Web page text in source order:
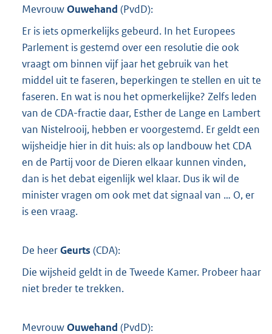
MevrouwOuwehand (PvdD):
Er is iets opmerkelijks gebeurd. In het Europees
Parlement is gestemd over een resolutie die ook
vraagt om binnen vijf jaar het gebruik van het
middel uit te faseren, beperkingen te stellen en uit te
faseren. En wat is nou het opmerkelijke? Zelfs leden
van de CDA-fractie daar, Esther de Lange en Lambert
van Nistelrooij, hebben er voorgestemd. Er geldt een
wijsheidje hier in dit huis: als op landbouw het CDA
en de Partij voor de Dieren elkaar kunnen vinden,
dan is het debat eigenlijk wel klaar. Dus ik wil de
minister vragen om ook met dat signaal van … O, er
is een vraag.
De heerGeurts (CDA):
Die wijsheid geldt in de Tweede Kamer. Probeer haar
niet breder te trekken.
MevrouwOuwehand (PvdD):